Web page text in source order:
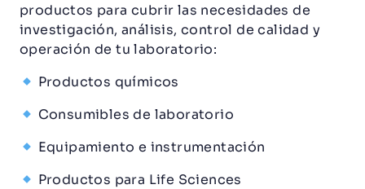
productos para cubrir las necesidades de
investigación, análisis, control de calidad y
operación de tu laboratorio:
Productos químicos
Consumibles de laboratorio
Equipamiento e instrumentación
Productos para Life Sciences